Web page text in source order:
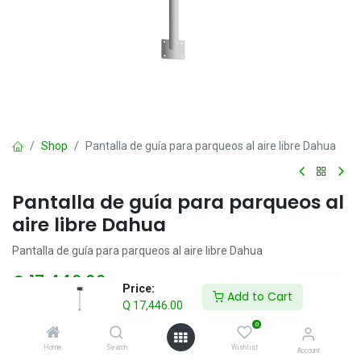
Price:
Q 17,446.00
Add to Cart
Home Search
0
Wishlist Account
Shop Pantalla de guía para parqueos al aire libre Dahua
Pantalla de guía para parqueos al
aire libre Dahua
Pantalla de guía para parqueos al aire libre Dahua
Q 17,446.00 IVA incluido
Add to Cart